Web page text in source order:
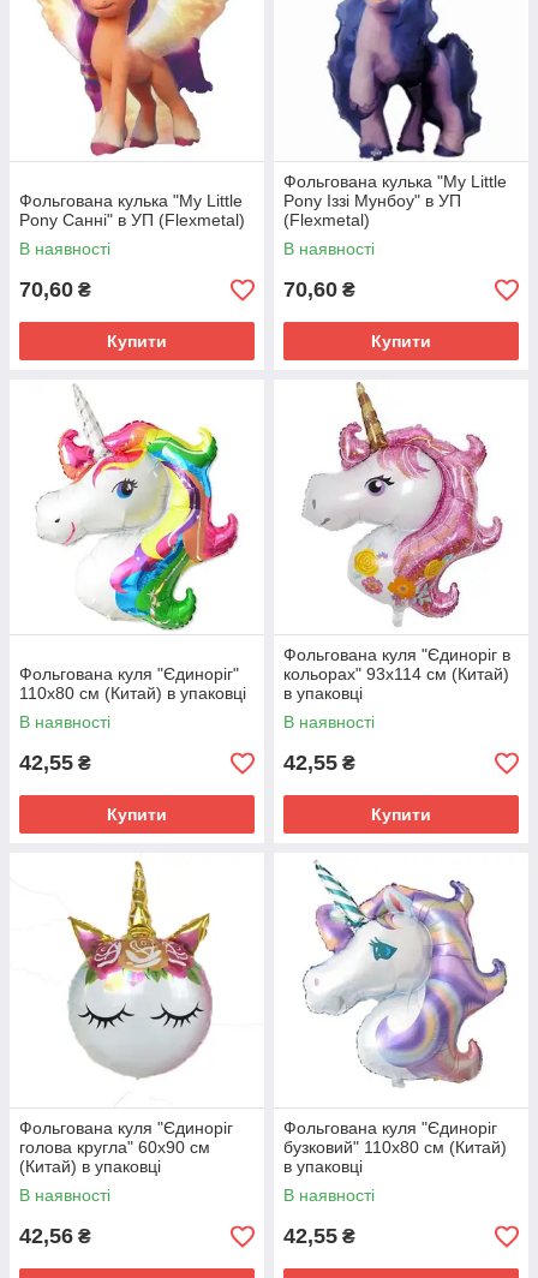
Фольгована кулька "My Little
Pony Санні" в УП (Flexmetal)
В наявності
70,60 ₴
Купити
Фольгована кулька "My Little
Pony Іззі Мунбоу" в УП
(Flexmetal)
В наявності
70,60 ₴
Купити
Фольгована куля "Єдиноріг"
110х80 см (Китай) в упаковці
В наявності
42,55 ₴
Купити
Фольгована куля "Єдиноріг в
кольорах" 93х114 см (Китай)
в упаковці
В наявності
42,55 ₴
Купити
Фольгована куля "Єдиноріг
голова кругла" 60х90 см
(Китай) в упаковці
В наявності
42,56 ₴
Фольгована куля "Єдиноріг
бузковий" 110х80 см (Китай)
в упаковці
В наявності
42,55 ₴